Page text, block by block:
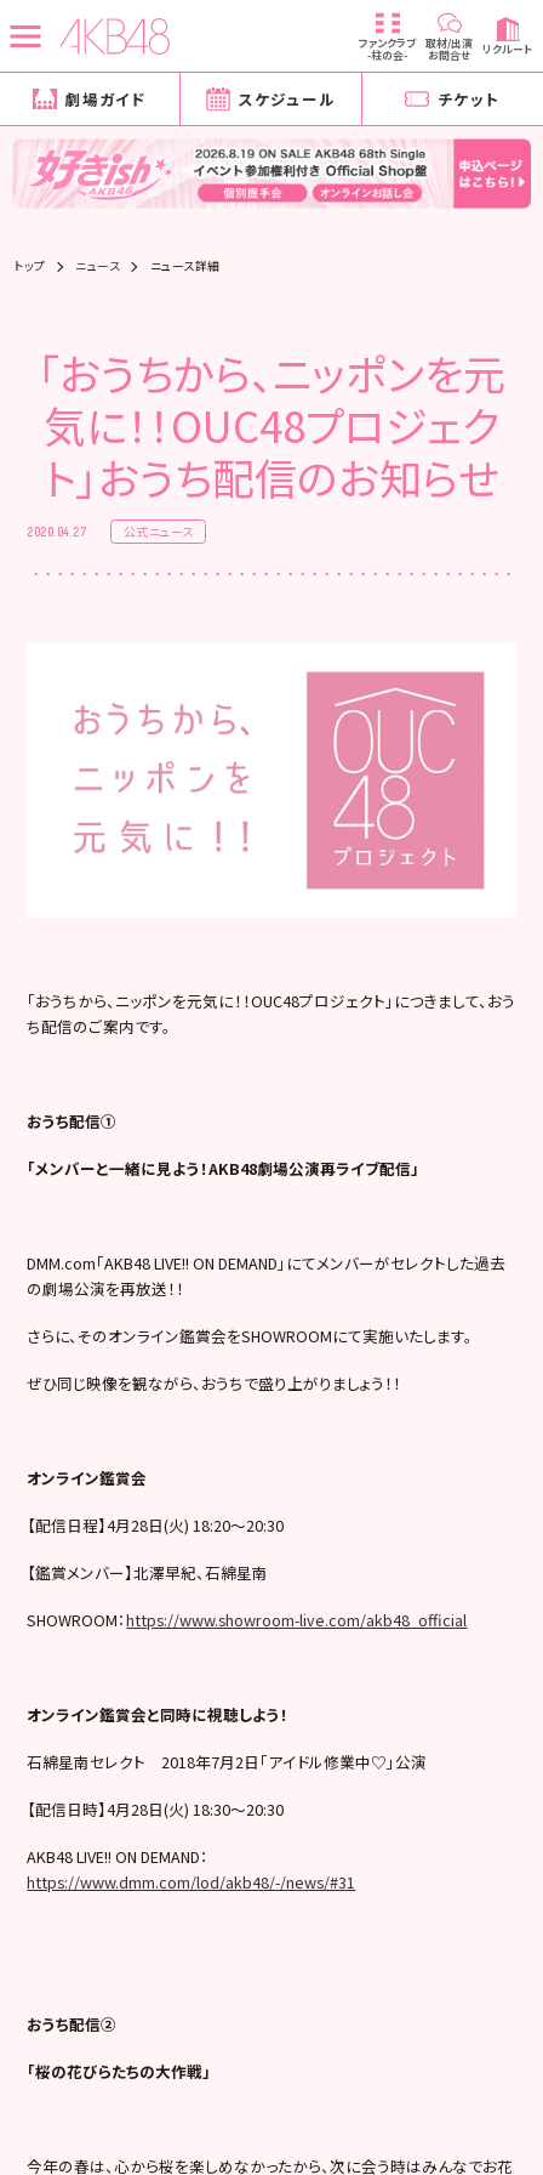
ファンクラブ
-柱の会-
取材/出演
お問合せ リクルート
劇場ガイド スケジュール チケット
トップ ニュース ニュース詳細
「おうちから、ニッポンを元
気に！！OUC48プロジェク
ト」おうち配信のお知らせ
2020.04.27 公式ニュース
「おうちから、ニッポンを元気に！！OUC48プロジェクト」につきまして、おう
ち配信のご案内です。
おうち配信①
「メンバーと一緒に見よう！AKB48劇場公演再ライブ配信」
DMM.com「AKB48 LIVE!! ON DEMAND」にてメンバーがセレクトした過去
の劇場公演を再放送！！
さらに、そのオンライン鑑賞会をSHOWROOMにて実施いたします。
ぜひ同じ映像を観ながら、おうちで盛り上がりましょう！！
オンライン鑑賞会
【配信日程】4月28日(火) 18:20〜20:30
【鑑賞メンバー】北澤早紀、石綿星南
SHOWROOM：https://www.showroom-live.com/akb48_official
オンライン鑑賞会と同時に視聴しよう！
石綿星南セレクト 2018年7月2日「アイドル修業中♡」公演
【配信日時】4月28日(火) 18:30〜20:30
AKB48 LIVE!! ON DEMAND：
https://www.dmm.com/lod/akb48/-/news/#31
おうち配信②
「桜の花びらたちの大作戦」
今年の春は、心から桜を楽しめなかったから、次に会う時はみんなでお花